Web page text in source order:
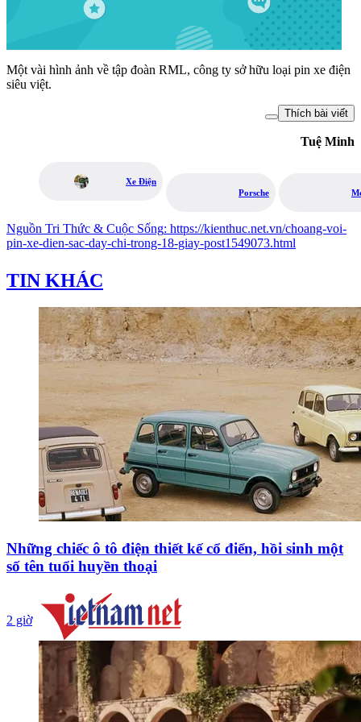
Một vài hình ảnh về tập đoàn RML, công ty sở hữu loại pin xe điện
siêu việt.
Thích bài viết
Tuệ Minh
Xe Điện
Porsche
Nguồn Tri Thức & Cuộc Sống: https://kienthuc.net.vn/choang-voi-
pin-xe-dien-sac-day-chi-trong-18-giay-post1549073.html
TIN KHÁC
Những chiếc ô tô điện thiết kế cổ điển, hồi sinh một
số tên tuổi huyền thoại
2 giờ